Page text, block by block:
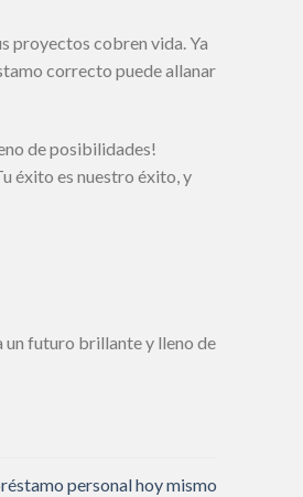
proyectos cobren vida. Ya
correcto puede allanar
de posibilidades!
éxito es nuestro éxito, y
un futuro brillante y lleno de
personal hoy mismo